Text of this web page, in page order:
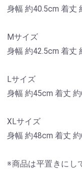
身幅 約40.5cm 着丈
Mサイズ
身幅 約42.5cm 着丈
Lサイズ
身幅 約45cm 着丈
XLサイズ
身幅 約48cm 着丈
※商品は平置きにし